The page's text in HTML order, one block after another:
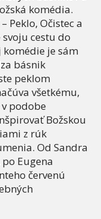
komédia.
Peklo, Očistec a
cestu do
komédie je sám
básnik
peklom
všetkému,
podobe
Božskou
z rúk
Od Sandra
Eugena
červenú